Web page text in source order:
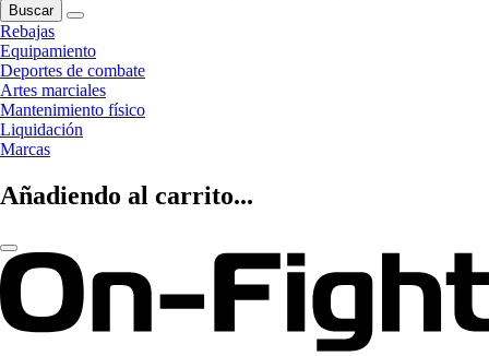
Buscar
Rebajas
Equipamiento
Deportes de combate
Artes marciales
Mantenimiento físico
Liquidación
Marcas
Añadiendo al carrito...